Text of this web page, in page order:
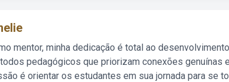
mentor, minha dedicação é total ao
pedagógicos que priorizam conexões genuínas
é orientar os estudantes em sua jornada para se